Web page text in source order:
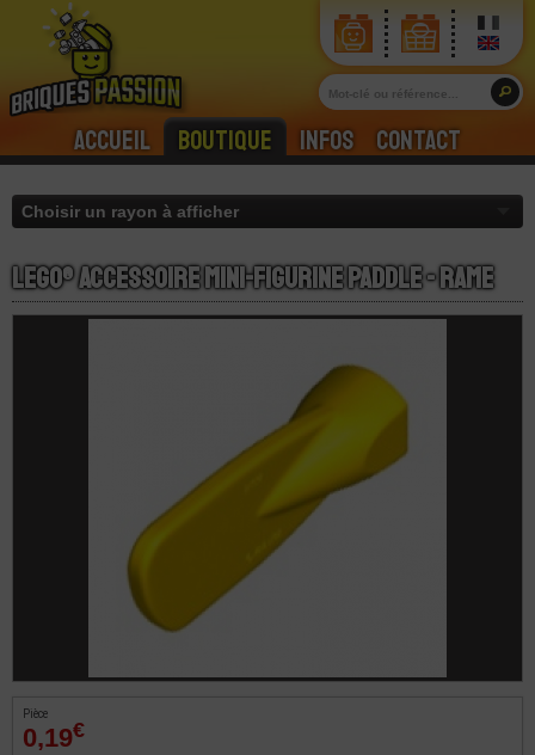
Accueil Boutique Infos Contact
LEGO® Accessoire Mini-Figurine Paddle - Rame
Pièce
0,19€